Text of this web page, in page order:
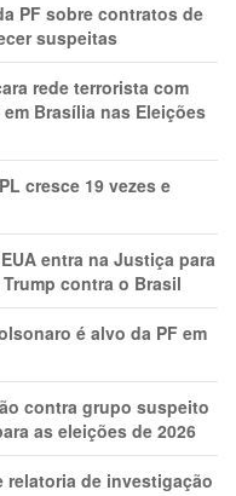
PF sobre contratos de
suspeitas
rede terrorista com
Brasília nas Eleições
cresce 19 vezes e
entra na Justiça para
contra o Brasil
é alvo da PF em
contra grupo suspeito
as eleições de 2026
relatoria de investigação